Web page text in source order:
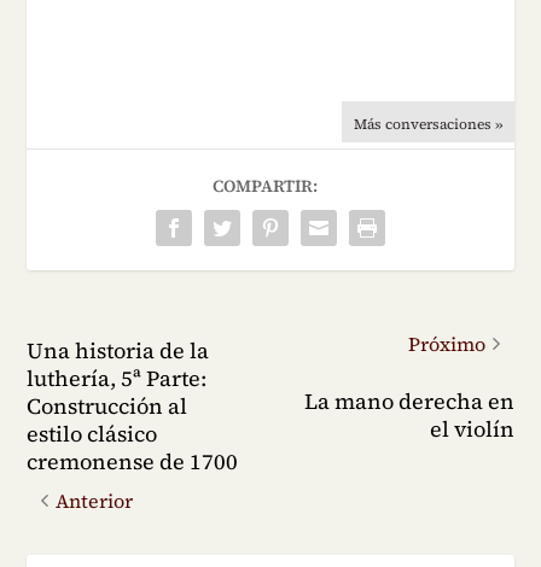
Más conversaciones »
COMPARTIR:
Una historia de la
luthería, 5ª Parte:
Construcción al
estilo clásico
cremonense de 1700
Anterior
Próximo
La mano derecha en
el violín